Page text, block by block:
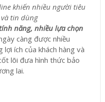
khiến nhiều người tiêu
tin dùng
năng, nhiều lựa chọn
càng được nhiều
lợi ích của khách hàng và
lõi đưa hình thức bảo
lai.